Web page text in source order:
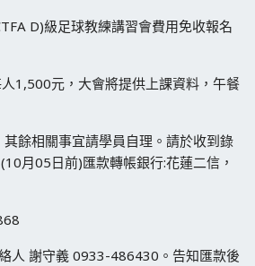
D)級足球教練講習會費用免收報名
1,500元，大會將提供上課資料，午餐
餘相關事宜請學員自理。請於收到錄
月05日前)匯款轉帳銀行:花蓮二信，
人 謝守義 0933-486430。告知匯款後